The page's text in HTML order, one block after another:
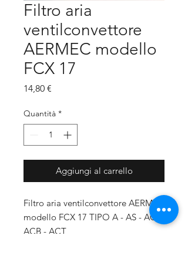
Filtro aria
ventilconvettore
AERMEC modello
FCX 17
14,80 €
Quantità *
Aggiungi al carrello
Filtro aria ventilconvettore AERMEC
modello FCX 17 TIPO A - AS - AC -
ACB - ACT